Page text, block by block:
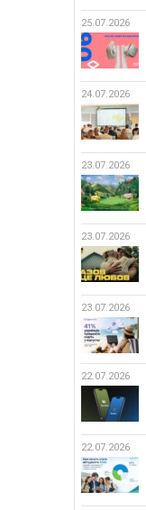
25.07.2026
24.07.2026
23.07.2026
23.07.2026
23.07.2026
22.07.2026
22.07.2026